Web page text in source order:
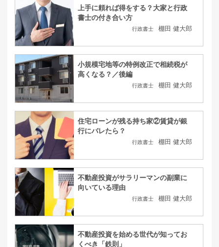
上手に頼れば得をする？大家と行政
書士の付き合い方
行政書士 棚田 健大郎
小規模宅地等の特例改正で相続税が
高くなる？／後編
行政書士 棚田 健大郎
住宅ローンが残る持ち家②賃貸が銀
行にバレたら？
行政書士 棚田 健大郎
不動産投資がサラリーマンの副業に
向いている理由
行政書士 棚田 健大郎
不動産投資を始める世代が知ってお
くべき「鉄則」